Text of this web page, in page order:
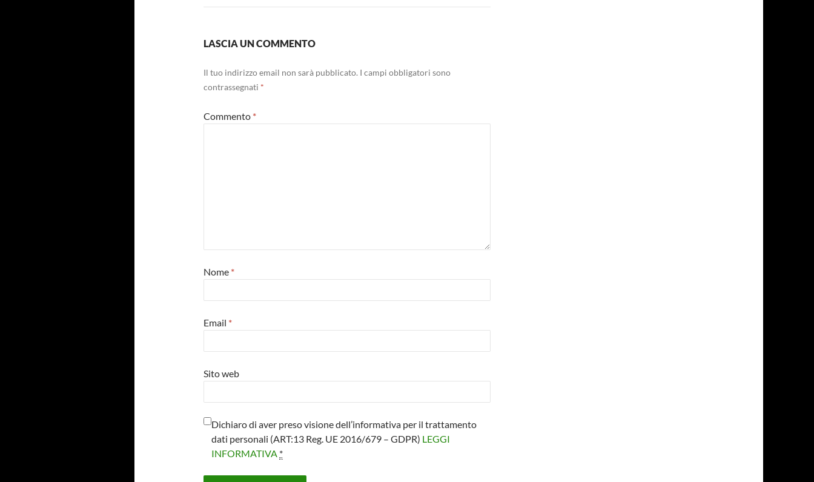
LASCIA UN COMMENTO
Il tuo indirizzo email non sarà pubblicato. I campi obbligatori sono
contrassegnati *
Commento *
Nome *
Email *
Sito web
Dichiaro di aver preso visione dell’informativa per il trattamento
dati personali (ART:13 Reg. UE 2016/679 – GDPR) LEGGI
INFORMATIVA *